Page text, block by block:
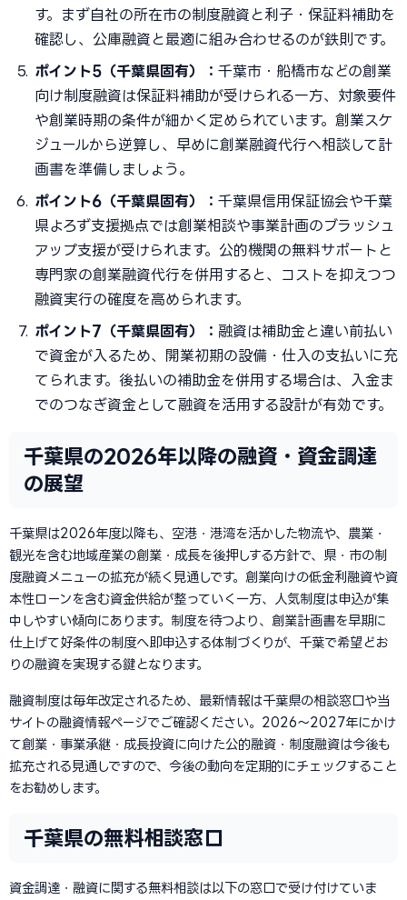
す。まず自社の所在市の制度融資と利子・保証料補助を
確認し、公庫融資と最適に組み合わせるのが鉄則です。
ポイント5（千葉県固有）： 千葉市・船橋市などの創業
向け制度融資は保証料補助が受けられる一方、対象要件
や創業時期の条件が細かく定められています。創業スケ
ジュールから逆算し、早めに創業融資代行へ相談して計
画書を準備しましょう。
ポイント6（千葉県固有）： 千葉県信用保証協会や千葉
県よろず支援拠点では創業相談や事業計画のブラッシュ
アップ支援が受けられます。公的機関の無料サポートと
専門家の創業融資代行を併用すると、コストを抑えつつ
融資実行の確度を高められます。
ポイント7（千葉県固有）： 融資は補助金と違い前払い
で資金が入るため、開業初期の設備・仕入の支払いに充
てられます。後払いの補助金を併用する場合は、入金ま
でのつなぎ資金として融資を活用する設計が有効です。
千葉県の2026年以降の融資・資金調達
の展望
千葉県は2026年度以降も、空港・港湾を活かした物流や、農業・
観光を含む地域産業の創業・成長を後押しする方針で、県・市の制
度融資メニューの拡充が続く見通しです。創業向けの低金利融資や資
本性ローンを含む資金供給が整っていく一方、人気制度は申込が集
中しやすい傾向にあります。制度を待つより、創業計画書を早期に
仕上げて好条件の制度へ即申込する体制づくりが、千葉で希望どお
りの融資を実現する鍵となります。
融資制度は毎年改定されるため、最新情報は千葉県の相談窓口や当
サイトの融資情報ページでご確認ください。2026〜2027年にかけ
て創業・事業承継・成長投資に向けた公的融資・制度融資は今後も
拡充される見通しですので、今後の動向を定期的にチェックすること
をお勧めします。
千葉県の無料相談窓口
資金調達・融資に関する無料相談は以下の窓口で受け付けていま